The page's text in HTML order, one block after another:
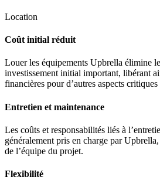
Location
Coût initial réduit
Louer les équipements Upbrella élimine
investissement initial important, libérant
financières pour d’autres aspects
Entretien et maintenance
Les coûts et responsabilités liés à
généralement pris en charge par
de l’équipe du projet.
Flexibilité